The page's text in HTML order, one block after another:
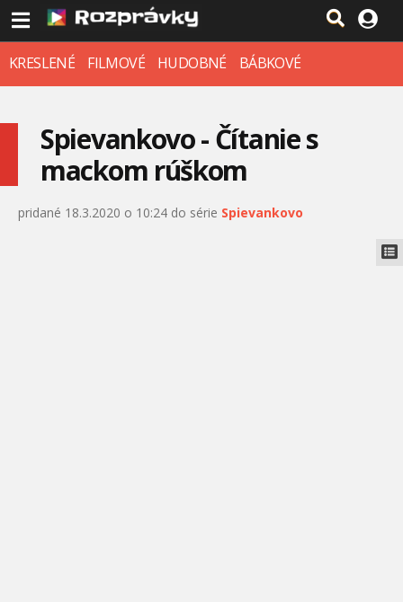
KRESLENÉ FILMOVÉ HUDOBNÉ BÁBKOVÉ
Spievankovo - Čítanie s
mackom rúškom
pridané 18.3.2020 o 10:24 do série Spievankovo